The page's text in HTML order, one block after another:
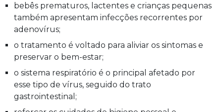
bebês prematuros, lactentes e crianças pequenas
também apresentam infecções recorrentes por
adenovírus;
o tratamento é voltado para aliviar os sintomas e
preservar o bem-estar;
o sistema respiratório é o principal afetado por
esse tipo de vírus, seguido do trato
gastrointestinal;